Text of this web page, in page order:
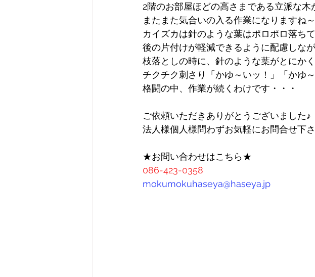
2階のお部屋ほどの高さまである立派な木
またまた気合いの入る作業になりますね～
カイズカは針のような葉はポロポロ落ち
後の片付けが軽減できるように配慮しな
枝落としの時に、針のような葉がとにか
チクチク刺さり「かゆ～いッ！」「かゆ
格闘の中、作業が続くわけです・・・
ご依頼いただきありがとうございました♪
法人様個人様問わずお気軽にお問合せ下さ
★お問い合わせはこちら★
086-423-0358
mokumokuhaseya@haseya.jp